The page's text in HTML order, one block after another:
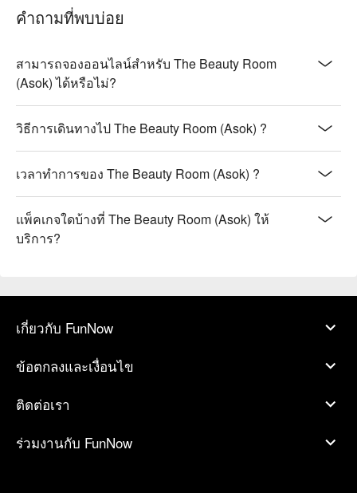
คำถามที่พบบ่อย
สามารถจองออนไลน์สำหรับ The Beauty Room
(Asok) ได้หรือไม่?
วิธีการเดินทางไป The Beauty Room (Asok) ?
เวลาทำการของ The Beauty Room (Asok) ?
แพ็คเกจใดบ้างที่ The Beauty Room (Asok) ให้
บริการ?
เกี่ยวกับ FunNow
ข้อตกลงและเงื่อนไข
ติดต่อเรา
ร่วมงานกับ FunNow